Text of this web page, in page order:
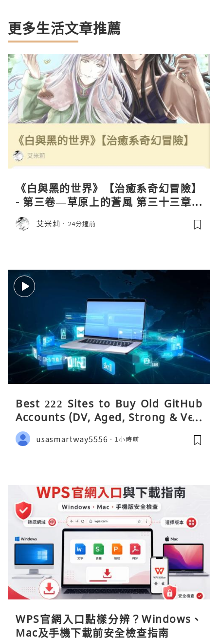
更多生活文章推薦
《白與黑的世界》【治癒系奇幻冒險】
- 第三卷—草原上的蒼風 第三十三章—
缺失III
艾米莉 24分鐘前
Best 222 Sites to Buy Old GitHub
Accounts (DV, Aged, Strong & Veri
fied)
usasmartway5556 1小時前
WPS官網入口點樣分辨？Windows、
Mac及手機下載前安全檢查指南